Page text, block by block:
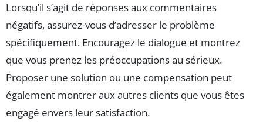
Lorsqu’il s’agit de réponses aux commentaires
négatifs, assurez-vous d’adresser le problème
spécifiquement. Encouragez le dialogue et montrez
que vous prenez les préoccupations au sérieux.
Proposer une solution ou une compensation peut
également montrer aux autres clients que vous êtes
engagé envers leur satisfaction.